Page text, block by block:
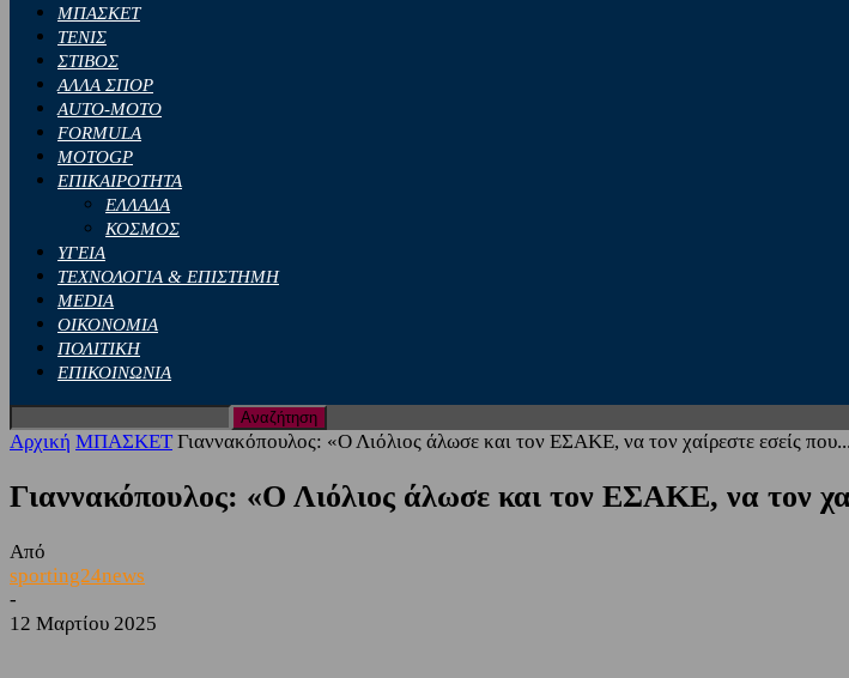
ΜΠΑΣΚΕΤ
ΤΕΝΙΣ
ΣΤΙΒΟΣ
ΑΛΛΑ ΣΠΟΡ
AUTO-MOTO
FORMULA
MOTOGP
ΕΠΙΚΑΙΡΟΤΗΤΑ
ΕΛΛΑΔΑ
ΚΟΣΜΟΣ
ΥΓΕΙΑ
ΤΕΧΝΟΛΟΓΙΑ & ΕΠΙΣΤΗΜΗ
MEDIA
ΟΙΚΟΝΟΜΙΑ
ΠΟΛΙΤΙΚΗ
ΕΠΙΚΟΙΝΩΝΙΑ
Αρχική ΜΠΑΣΚΕΤ Γιαννακόπουλος: «Ο Λιόλιος άλωσε και τον ΕΣΑΚΕ, να τον χαίρεστε εσείς που...
Γιαννακόπουλος: «Ο Λιόλιος άλωσε και τον ΕΣΑΚΕ, να τον
Από
sporting24news
-
12 Μαρτίου 2025